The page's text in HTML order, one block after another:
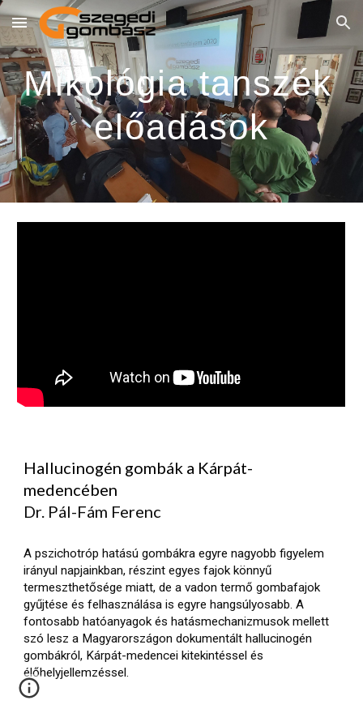
Skip to main content Skip to navigation
Mikológia tanszék
előadások
Hallucinogén gombák a Kárpát-
medencében
Dr. Pál-Fám Ferenc
A pszichotróp hatású gombákra egyre nagyobb figyelem
irányul napjainkban, részint egyes fajok könnyű
termeszthetősége miatt, de a vadon termő gombafajok
gyűjtése és felhasználása is egyre hangsúlyosabb. A
fontosabb hatóanyagok és hatásmechanizmusok mellett
szó lesz a Magyarországon dokumentált hallucinogén
gombákról, Kárpát-medencei kitekintéssel és
élőhelyjellemzéssel.